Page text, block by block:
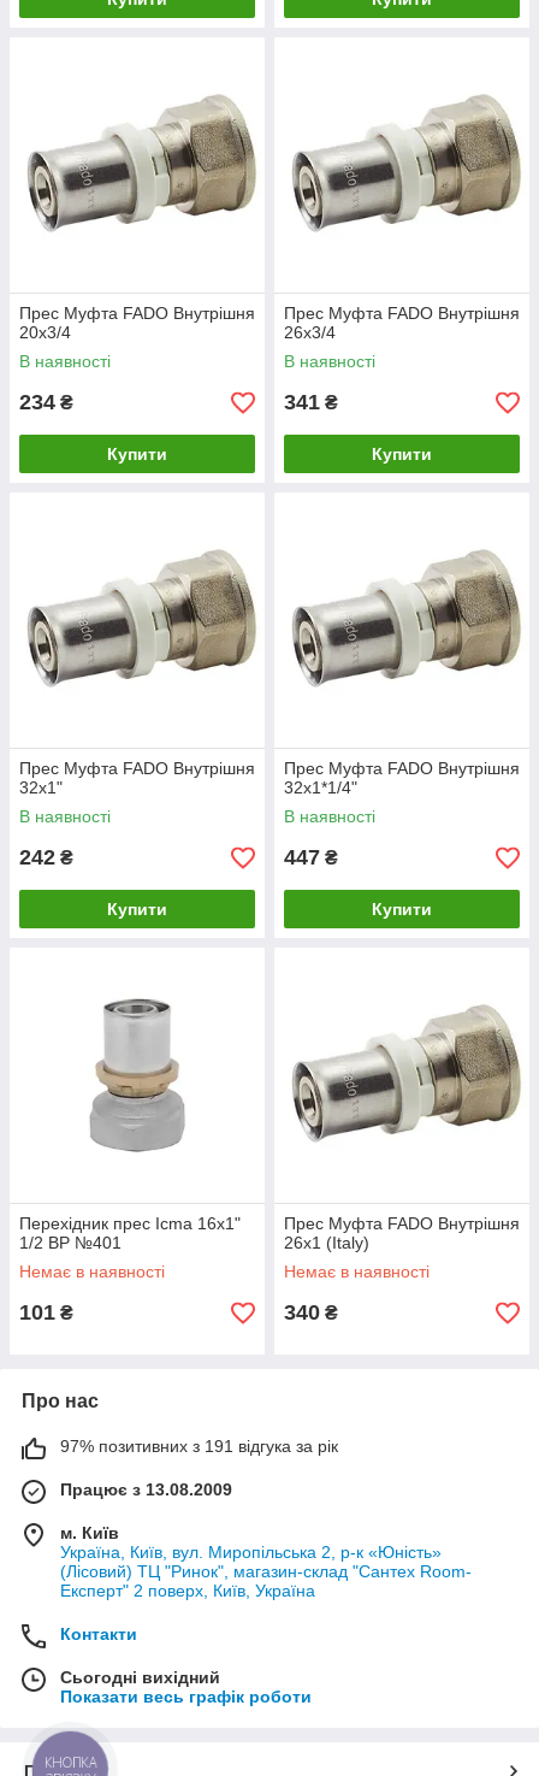
Прес Муфта FADO Внутрішня
20х3/4
В наявності
234 ₴
Купити
Прес Муфта FADO Внутрішня
26х3/4
В наявності
341 ₴
Купити
Прес Муфта FADO Внутрішня
32x1"
В наявності
242 ₴
Купити
Прес Муфта FADO Внутрішня
32x1*1/4"
В наявності
447 ₴
Купити
Перехідник прес Icma 16х1"
1/2 ВР №401
Немає в наявності
101 ₴
Прес Муфта FADO Внутрішня
26х1 (Italy)
Немає в наявності
340 ₴
Про нас
97% позитивних з 191 відгука за рік
Працює з 13.08.2009
м. Київ
Україна, Київ, вул. Миропільська 2, р-к «Юність»
(Лісовий) ТЦ "Ринок", магазин-склад "Сантех Room-
Експерт" 2 поверх, Київ, Україна
Контакти
Сьогодні вихідний
Показати весь графік роботи
Про нас
КНОПКА